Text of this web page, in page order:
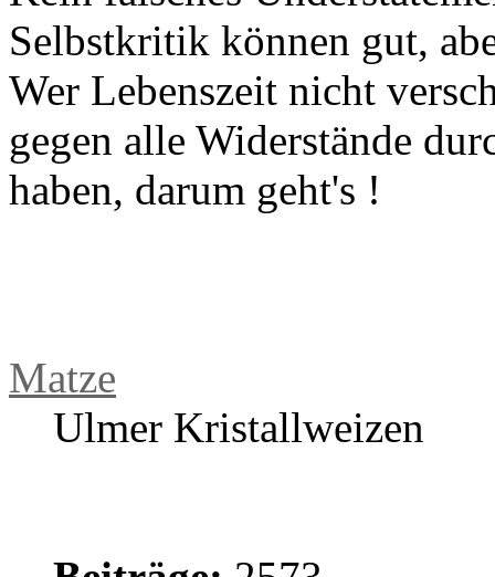
Nix von wegen edler
Kein falsches
Selbstkritik können gut,
Wer Lebenszeit nicht
gegen alle Widerstände
Matze